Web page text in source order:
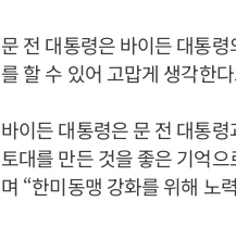
문 전 대통령은 바이든 대통
를 할 수 있어 고맙게 생각한
바이든 대통령은 문 전 대통
토대를 만든 것을 좋은 기억
며 “한미동맹 강화를 위해 노